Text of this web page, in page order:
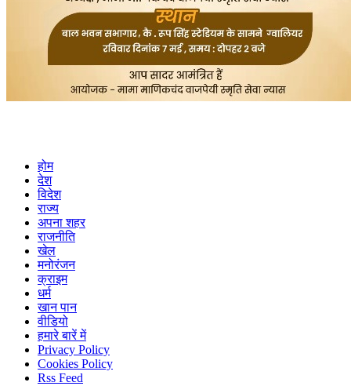
होम
देश
विदेश
राज्य
अपना शहर
राजनीति
खेल
मनोरंजन
क्राइम
धर्म
खान पान
वीडियो
हमारे बारें में
Privacy Policy
Cookies Policy
Rss Feed